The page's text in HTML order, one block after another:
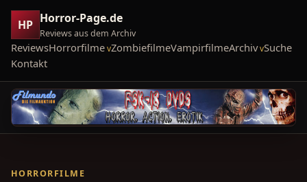
HP Horror-Page.de
Reviews aus dem Archiv
ReviewsHorrorfilme ZombiefilmeVampirfilmeArchiv Suche
Kontakt
HORRORFILME